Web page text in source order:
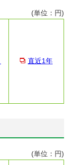
(単位：円)
直近1年
(単位：円)